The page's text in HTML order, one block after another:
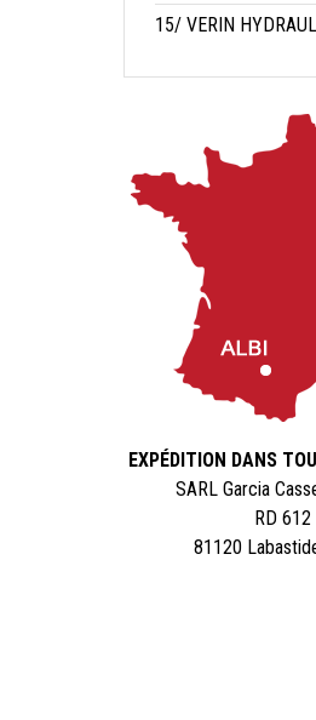
15/ VERIN
EXPÉDITION DANS
SARL Garcia
RD 612
81120